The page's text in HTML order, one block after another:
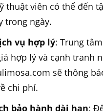
thuật viên có thể đến
trong ngày.
vụ hợp lý: Trung
hợp lý và cạnh tranh
sẽ thông
chi phí.
bảo hành dài hạn: